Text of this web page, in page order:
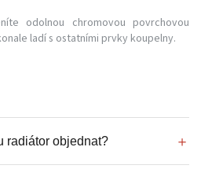
odolnou chromovou povrchovou
ladí s ostatními prvky koupelny.
radiátor objednat?